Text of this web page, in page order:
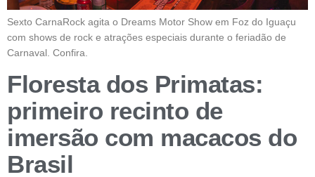
Sexto CarnaRock agita o Dreams Motor Show em Foz do Iguaçu
com shows de rock e atrações especiais durante o feriadão de
Carnaval. Confira.
Floresta dos Primatas:
primeiro recinto de
imersão com macacos do
Brasil